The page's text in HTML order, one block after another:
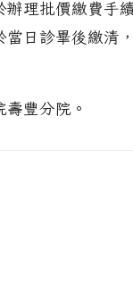
辦理批價繳費手
當日診畢後繳清
豐分院。